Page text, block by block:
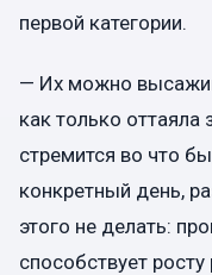
первой категории.
— Их можно
как только оттаяла
стремится во что
конкретный день,
этого не делать:
способствует росту